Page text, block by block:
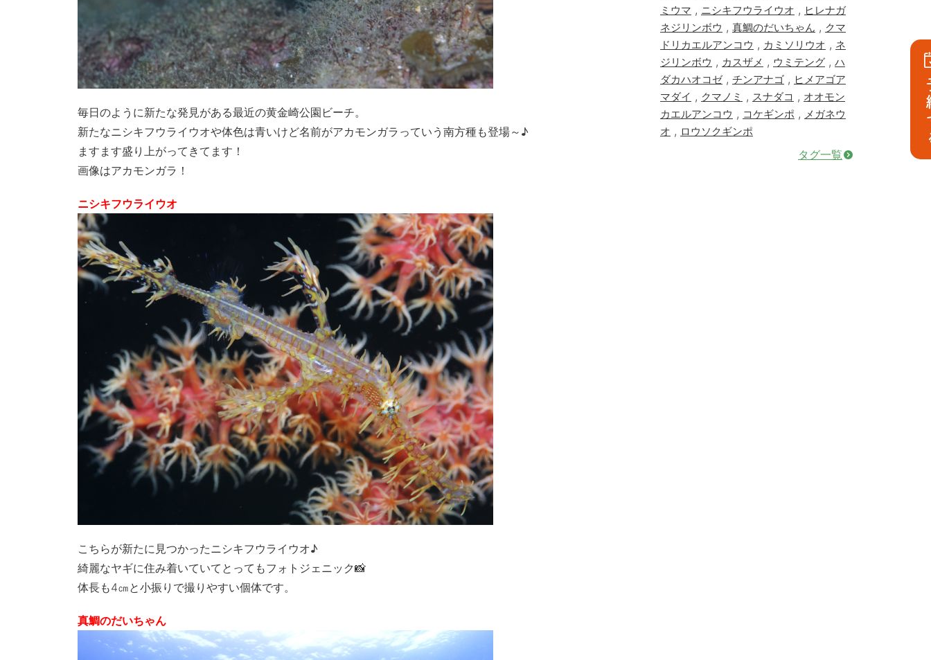
毎日のように新たな発見がある最近の黄金崎公園ビーチ。
新たなニシキフウライウオや体色は青いけど名前がアカモンガラっていう南方種も登場～♪
ますます盛り上がってきてます！
画像はアカモンガラ！
ニシキフウライウオ
こちらが新たに見つかったニシキフウライウオ♪
綺麗なヤギに住み着いていてとってもフォトジェニック📸
体長も4㎝と小振りで撮りやすい個体です。
真鯛のだいちゃん
ミウマ , ニシキフウライウオ , ヒレナガ
ネジリンボウ , 真鯛のだいちゃん , クマ
ドリカエルアンコウ , カミソリウオ , ネ
ジリンボウ , カスザメ , ウミテング , ハ
ダカハオコゼ, チンアナゴ , ヒメアゴア
マダイ , クマノミ , スナダコ , オオモン
カエルアンコウ , コケギンポ , メガネウ
オ , ロウソクギンポ
タグ一覧